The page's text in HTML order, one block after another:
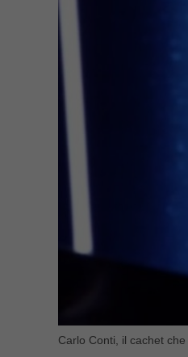
Carlo Conti, il cachet